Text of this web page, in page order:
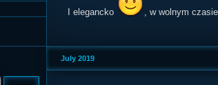
I elegancko , w wolnym czasie
July 2019